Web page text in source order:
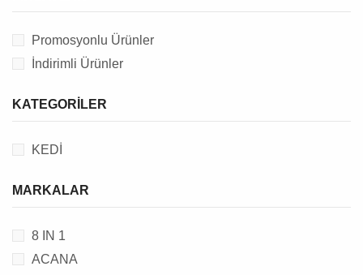
Promosyonlu Ürünler
İndirimli Ürünler
KATEGORILER
KEDİ
MARKALAR
8 IN 1
ACANA